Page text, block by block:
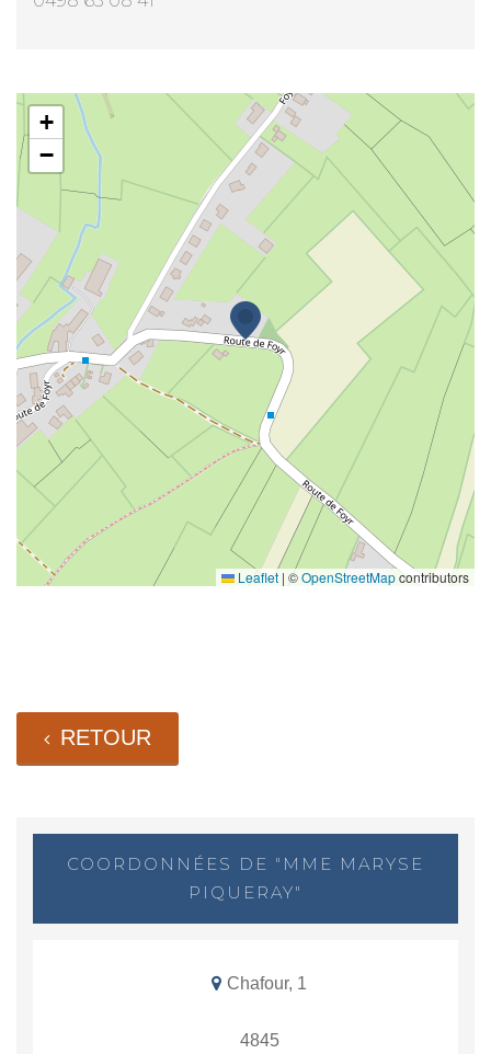
Mme Maryse Piqueray
+
−
Leaflet | ©OpenStreetMapcontributors
RETOUR
COORDONNÉES DE "MME MARYSE
PIQUERAY"
Chafour, 1
4845